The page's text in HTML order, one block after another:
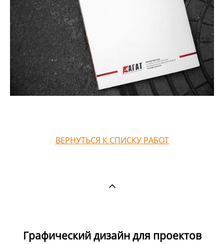
ВЕРНУТЬСЯ К СПИСКУ РАБОТ
Графический дизайн для проектов